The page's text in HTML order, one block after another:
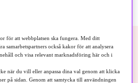
för att webbplatsen ska fungera. Med ditt
samarbetspartners också kakor för att analysera
och visa relevant marknadsföring här och i
när du vill eller anpassa dina val genom att klicka
på sidan. Genom att samtycka till användningen